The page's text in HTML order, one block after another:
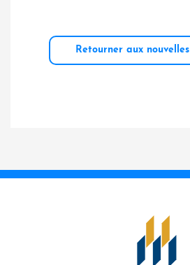
Retourner aux nouvelles